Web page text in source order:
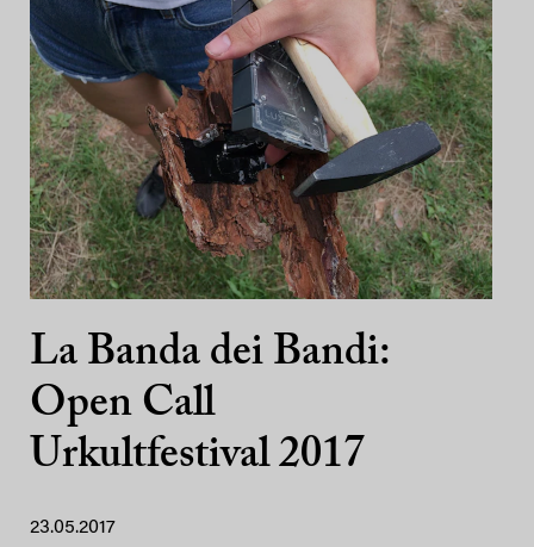
La Banda dei Bandi:
Open Call
Urkultfestival 2017
23.05.2017